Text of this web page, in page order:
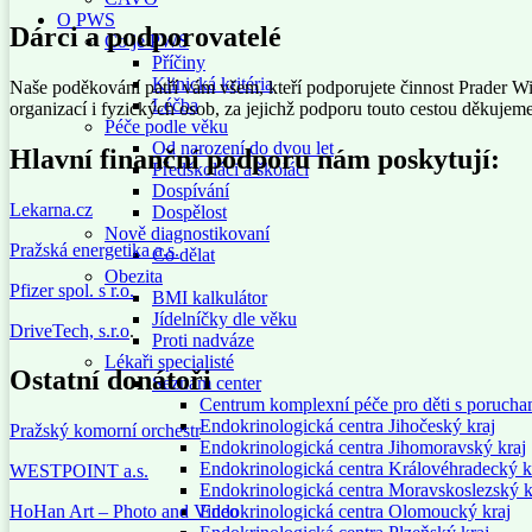
O PWS
Co je PWS
Příčiny
Klinická kritéria
Léčba
Péče podle věku
Od narození do dvou let
Předškoláci a školáci
Dospívání
Dospělost
Nově diagnostikovaní
Co dělat
Obezita
BMI kalkulátor
Jídelníčky dle věku
Proti nadváze
Lékaři specialisté
Seznam center
Centrum komplexní péče pro děti s
Endokrinologická centra Jihočeský kraj
Endokrinologická centra Jihomoravský kraj
Endokrinologická centra Královéhradecký
Endokrinologická centra Moravskoslezský
Endokrinologická centra Olomoucký kraj
Dárci a podporovatelé
Naše poděkování patří vám všem, kteří podporujete činnost Prader
organizací i fyzických osob, za jejichž podporu touto cestou
Hlavní finanční podporu nám poskytují:
Lekarna.cz
Pražská energetika a.s.
Pfizer spol. s r.o.
DriveTech, s.r.o.
Ostatní donátoři
Pražský komorní orchestr
WESTPOINT a.s.
HoHan Art – Photo and Video